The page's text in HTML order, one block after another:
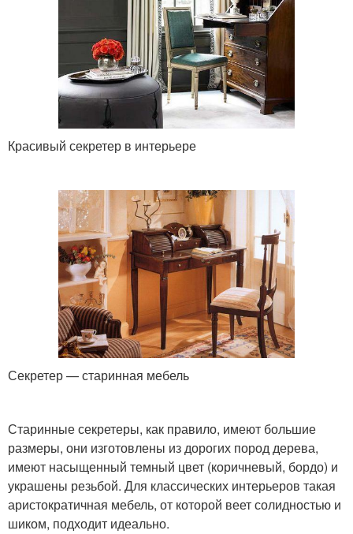
Красивый секретер в интерьере
Секретер — старинная мебель
Старинные секретеры, как правило, имеют большие
размеры, они изготовлены из дорогих пород дерева,
имеют насыщенный темный цвет (коричневый, бордо) и
украшены резьбой. Для классических интерьеров такая
аристократичная мебель, от которой веет солидностью и
шиком, подходит идеально.